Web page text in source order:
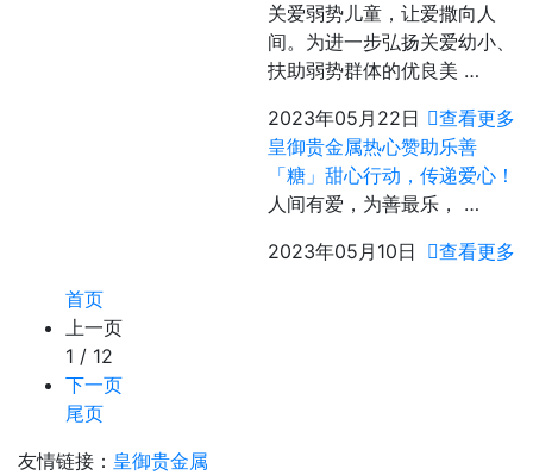
关爱弱势儿童，让爱撒向人
间。为进一步弘扬关爱幼小、
扶助弱势群体的优良美 …
2023年05月22日
查看更多
皇御贵金属热心赞助乐善
「糖」甜心行动，传递爱心！
人间有爱，为善最乐， …
2023年05月10日
查看更多
首页
上一页
1 / 12
下一页
尾页
友情链接： 皇御贵金属